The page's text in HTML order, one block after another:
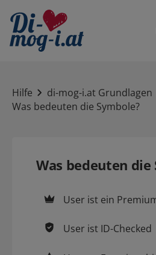
Hilfe
di-mog-i.at Grundlagen
Was bedeuten die Symbole?
Was bedeuten die
User ist ein
User ist ID-Checked